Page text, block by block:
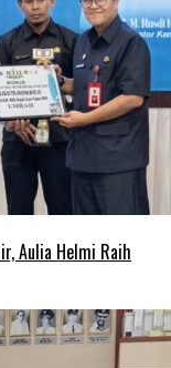
Aulia Helmi Raih